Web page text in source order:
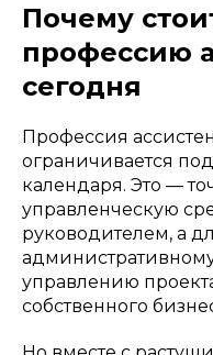
Почему
профессию
сегодня
Профессия
ограничивается
календаря. Это —
управленческую
руководителем, а
управлению
собственного